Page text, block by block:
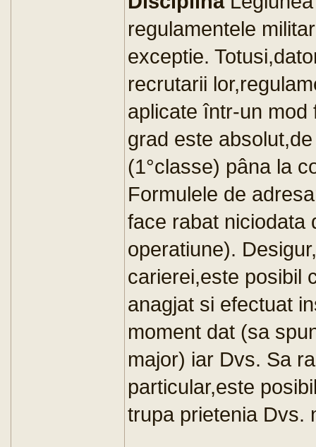
regulamentele
exceptie.
recrutarii
aplicate într-un
grad este
(1°classe) pâna la
Formulele de
face rabat niciodata
operatiune).
carierei,este posibil
anagjat si efectuat
moment dat (sa
major) iar Dvs. Sa
particular,este
trupa prietenia Dvs.